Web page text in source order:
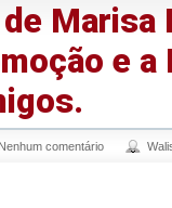
Marisa
e a
Nenhum comentário